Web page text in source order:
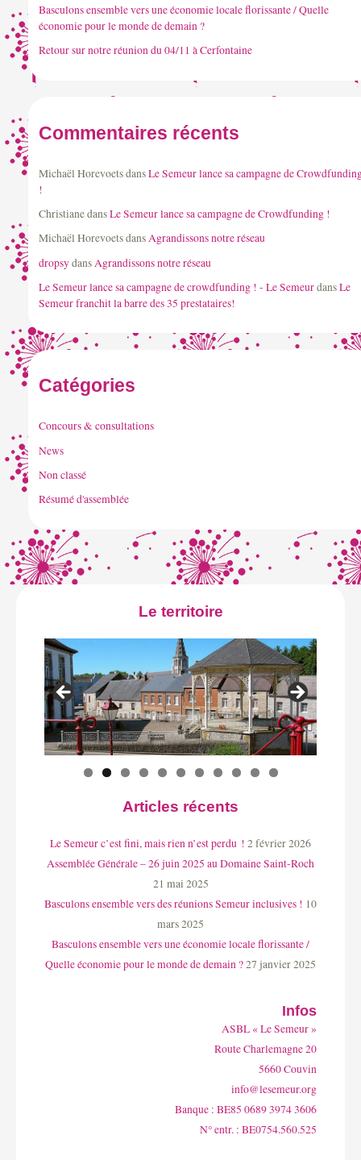
Basculons ensemble vers une économie locale florissante / Quelle
économie pour le monde de demain ?
Retour sur notre réunion du 04/11 à Cerfontaine
Commentaires récents
Michaël HorevoetsdansLe Semeur lance sa campagne de
!
ChristianedansLe Semeur lance sa campagne de Crowdfunding !
Michaël HorevoetsdansAgrandissons notre réseau
dropsydansAgrandissons notre réseau
Le Semeur lance sa campagne de crowdfunding ! - Le SemeurdansLe
Semeur franchit la barre des 35 prestataires!
Catégories
Concours & consultations
News
Non classé
Résumé d'assemblée
Le territoire
Articles récents
Le Semeur c’est fini, mais rien n’est perdu ! 2 février 2026
Assemblée Générale – 26 juin 2025 au Domaine Saint-Roch
21 mai 2025
Basculons ensemble vers des réunions Semeur inclusives ! 10
mars 2025
Basculons ensemble vers une économie locale florissante /
Quelle économie pour le monde de demain ?27 janvier 2025
Infos
ASBL « Le Semeur »
Route Charlemagne 20
5660 Couvin
info@lesemeur.org
Banque : BE85 0689 3974 3606
N° entr. : BE0754.560.525